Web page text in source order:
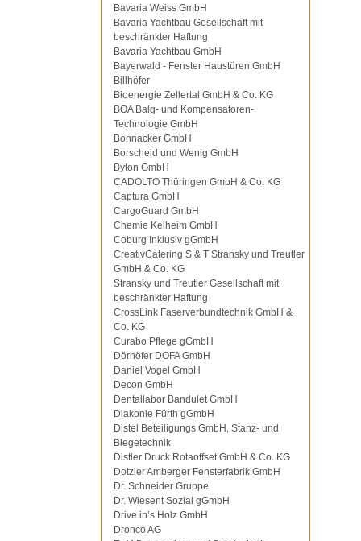
Bavaria Weiss GmbH
Bavaria Yachtbau Gesellschaft mit
beschränkter Haftung
Bavaria Yachtbau GmbH
Bayerwald - Fenster Haustüren GmbH
Billhöfer
Bioenergie Zellertal GmbH & Co. KG
BOA Balg- und Kompensatoren-
Technologie GmbH
Bohnacker GmbH
Borscheid und Wenig GmbH
Byton GmbH
CADOLTO Thüringen GmbH & Co. KG
Captura GmbH
CargoGuard GmbH
Chemie Kelheim GmbH
Coburg Inklusiv gGmbH
CreativCatering S & T Stransky und Treutler
GmbH & Co. KG
Stransky und Treutler Gesellschaft mit
beschränkter Haftung
CrossLink Faserverbundtechnik GmbH &
Co. KG
Curabo Pflege gGmbH
Dörhöfer DOFA GmbH
Daniel Vogel GmbH
Decon GmbH
Dentallabor Bandulet GmbH
Diakonie Fürth gGmbH
Distel Beteiligungs GmbH, Stanz- und
Biegetechnik
Distler Druck Rotaoffset GmbH & Co. KG
Dotzler Amberger Fensterfabrik GmbH
Dr. Schneider Gruppe
Dr. Wiesent Sozial gGmbH
Drive in’s Holz GmbH
Dronco AG